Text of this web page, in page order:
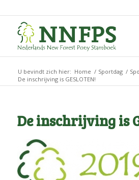
U bevindt zich hier: Home / Sportdag /
De inschrijving is GESLOTEN!
De inschrijving is